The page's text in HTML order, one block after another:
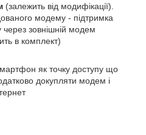
(залежить від модифікації).
модему - підтримка
через зовнішній модем
в комплект)
як точку доступу що
докупляти модем і